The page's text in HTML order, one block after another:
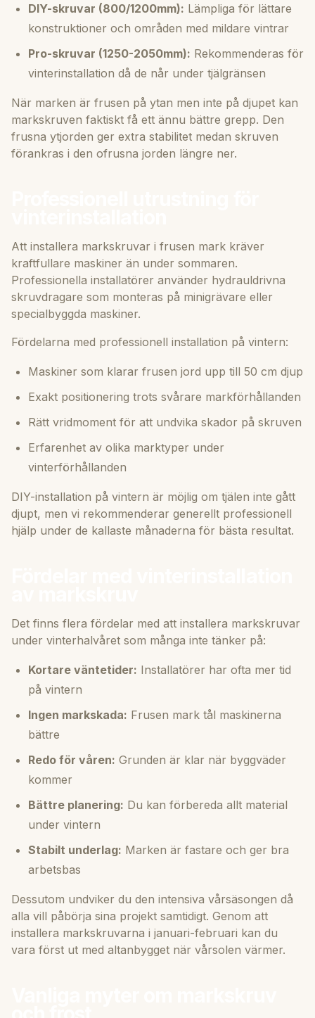
DIY-skruvar (800/1200mm): Lämpliga för lättare
konstruktioner och områden med mildare vintrar
Pro-skruvar (1250-2050mm): Rekommenderas för
vinterinstallation då de når under tjälgränsen
När marken är frusen på ytan men inte på djupet kan
markskruven faktiskt få ett ännu bättre grepp. Den
frusna ytjorden ger extra stabilitet medan skruven
förankras i den ofrusna jorden längre ner.
Att installera markskruvar i frusen mark kräver
kraftfullare maskiner än under sommaren.
Professionella installatörer använder hydrauldrivna
skruvdragare som monteras på minigrävare eller
specialbyggda maskiner.
Fördelarna med professionell installation på vintern:
Maskiner som klarar frusen jord upp till 50 cm djup
Exakt positionering trots svårare markförhållanden
Rätt vridmoment för att undvika skador på skruven
Erfarenhet av olika marktyper under
vinterförhållanden
DIY-installation på vintern är möjlig om tjälen inte gått
djupt, men vi rekommenderar generellt professionell
hjälp under de kallaste månaderna för bästa resultat.
Det finns flera fördelar med att installera markskruvar
under vinterhalvåret som många inte tänker på:
Kortare väntetider: Installatörer har ofta mer tid
på vintern
Ingen markskada: Frusen mark tål maskinerna
bättre
Redo för våren: Grunden är klar när byggväder
kommer
Bättre planering: Du kan förbereda allt material
under vintern
Stabilt underlag: Marken är fastare och ger bra
arbetsbas
Dessutom undviker du den intensiva vårsäsongen då
alla vill påbörja sina projekt samtidigt. Genom att
installera markskruvarna i januari-februari kan du
vara först ut med altanbygget när vårsolen värmer.